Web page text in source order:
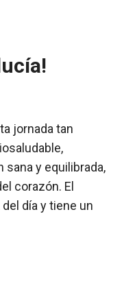
jornada tan
sana y equilibrada,
corazón. El
día y tiene un